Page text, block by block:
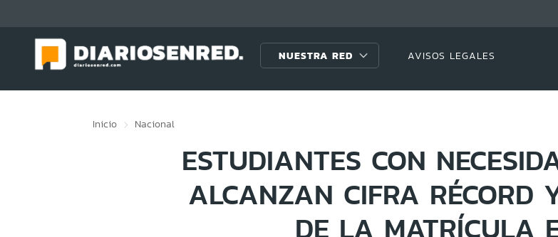
NUESTRA RED AVISOS LEGALES
Inicio Nacional
ESTUDIANTES CON
ALCANZAN CIFRA RÉCORD
DE LA MATRÍCULA